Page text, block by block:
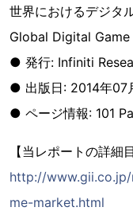
世界におけるデジタ
Global Digital
● 発行: Infiniti
● 出版日: 2014年07
● ページ情報: 101
【当レポートの詳細
http://
me-market.html